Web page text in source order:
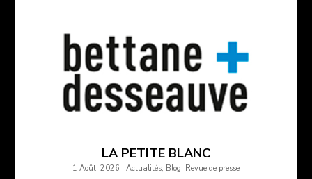
LA PETITE BLANC
1 Août, 2026 | Actualités, Blog, Revue de presse